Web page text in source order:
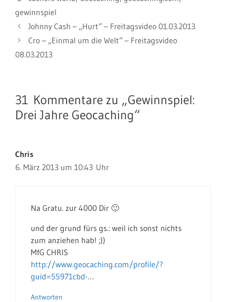
gewinnspiel
Johnny Cash – „Hurt“ – Freitagsvideo 01.03.2013
Cro – „Einmal um die Welt“ – Freitagsvideo
08.03.2013
31 Kommentare zu „Gewinnspiel:
Drei Jahre Geocaching“
Chris
6. März 2013 um 10:43 Uhr
Na Gratu. zur 4000 Dir 🙂
und der grund fürs gs.: weil ich sonst nichts
zum anziehen hab! ;))
MfG CHRIS
http://www.geocaching.com/profile/?
guid=55971cbd-…
Antworten